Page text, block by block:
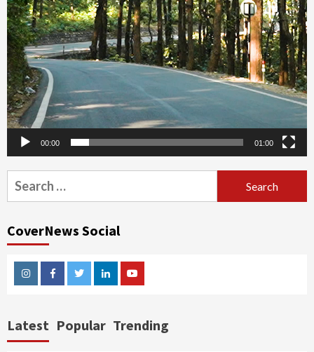
00:00 01:00
Search
for:
CoverNews Social
InstagramFacebookTwitterLinkedinYoutube
Latest Popular Trending